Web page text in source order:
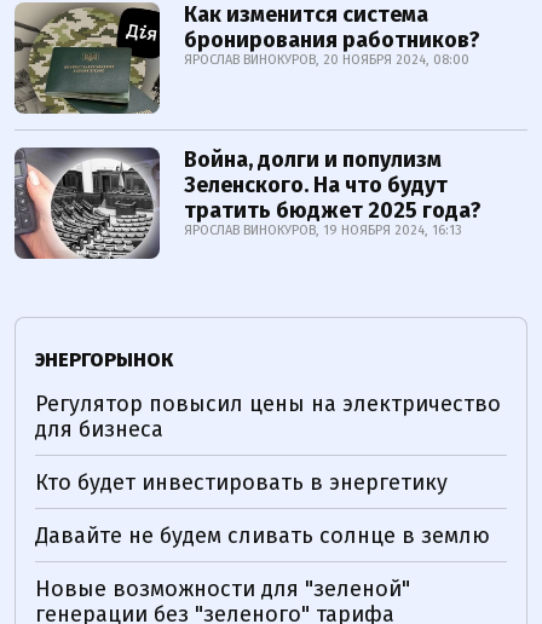
Как изменится система
бронирования работников?
ЯРОСЛАВ ВИНОКУРОВ, 20 НОЯБРЯ 2024, 08:00
Война, долги и популизм
Зеленского. На что будут
тратить бюджет 2025 года?
ЯРОСЛАВ ВИНОКУРОВ, 19 НОЯБРЯ 2024, 16:13
ЭНЕРГОРЫНОК
Регулятор повысил цены на электричество
для бизнеса
Кто будет инвестировать в энергетику
Давайте не будем сливать солнце в землю
Новые возможности для "зеленой"
генерации без "зеленого" тарифа